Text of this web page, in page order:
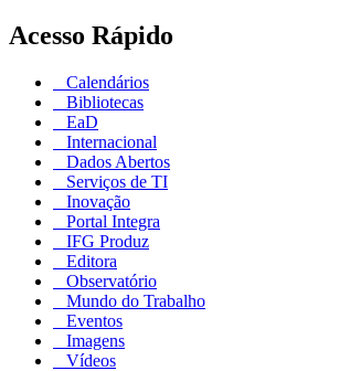
Acesso Rápido
Calendários
Bibliotecas
EaD
Internacional
Dados Abertos
Serviços de TI
Inovação
Portal Integra
IFG Produz
Editora
Observatório
Mundo do Trabalho
Eventos
Imagens
Vídeos